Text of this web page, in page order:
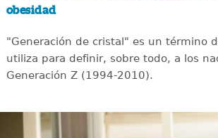
obesidad
"Generación de cristal" es un término
utiliza para definir, sobre todo, a los
Generación Z (1994-2010).